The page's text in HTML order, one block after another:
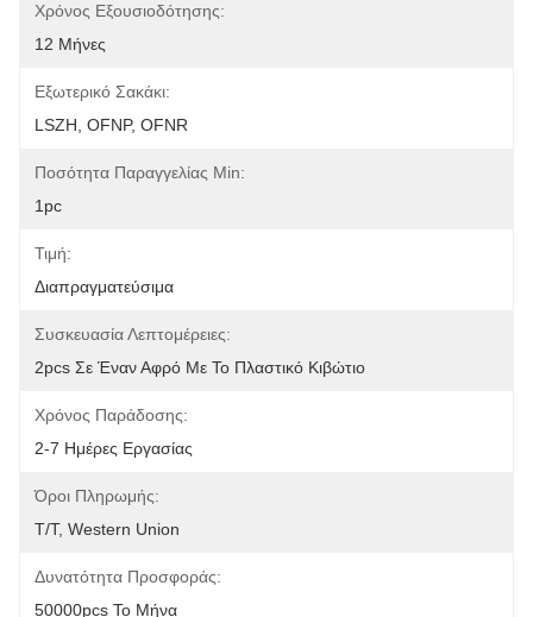
Χρόνος Εξουσιοδότησης:
12 Μήνες
Εξωτερικό Σακάκι:
LSZH, OFNP, OFNR
Ποσότητα Παραγγελίας Min:
1pc
Τιμή:
Διαπραγματεύσιμα
Συσκευασία Λεπτομέρειες:
2pcs Σε Έναν Αφρό Με Το Πλαστικό Κιβώτιο
Χρόνος Παράδοσης:
2-7 Ημέρες Εργασίας
Όροι Πληρωμής:
T/T, Western Union
Δυνατότητα Προσφοράς:
50000pcs Το Μήνα